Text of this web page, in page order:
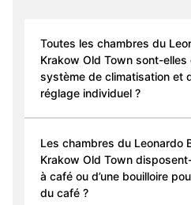
Toutes les chambres du
Krakow Old Town sont-elles
système de climatisation et
réglage individuel ?
Les chambres du Leonardo
Krakow Old Town
à café ou d’une bouilloire
du café ?